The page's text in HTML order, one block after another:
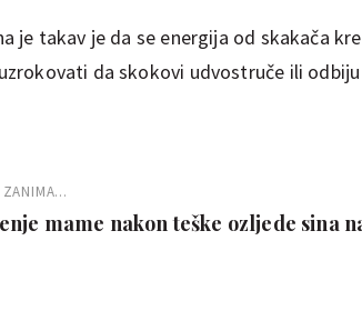
je takav je da se energija od skakača
da skokovi udvostruče ili
mame nakon teške ozljede sina